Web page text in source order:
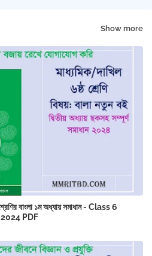
Show more
বাংলা ১ম অধ্যায় সমাধান - Class 6
PDF